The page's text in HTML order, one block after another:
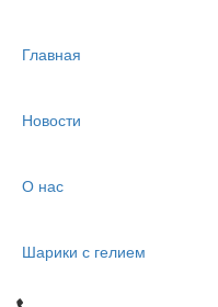
Главная
Новости
О нас
Шарики с гелием